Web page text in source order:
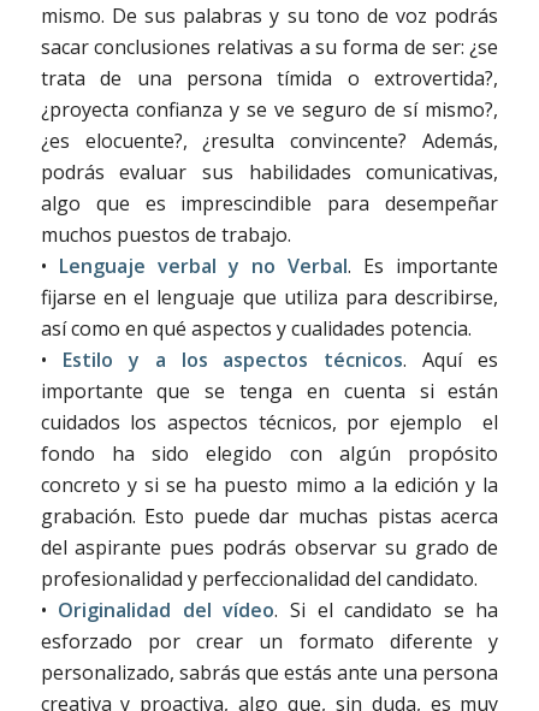
mismo. De sus palabras y su tono de voz podrás
sacar conclusiones relativas a su forma de ser: ¿se
trata de una persona tímida o extrovertida?,
¿proyecta confianza y se ve seguro de sí mismo?,
¿es elocuente?, ¿resulta convincente? Además,
podrás evaluar sus habilidades comunicativas,
algo que es imprescindible para desempeñar
muchos puestos de trabajo.
• Lenguaje verbal y no Verbal. Es importante
fijarse en el lenguaje que utiliza para describirse,
así como en qué aspectos y cualidades potencia.
• Estilo y a los aspectos técnicos. Aquí es
importante que se tenga en cuenta si están
cuidados los aspectos técnicos, por ejemplo el
fondo ha sido elegido con algún propósito
concreto y si se ha puesto mimo a la edición y la
grabación. Esto puede dar muchas pistas acerca
del aspirante pues podrás observar su grado de
profesionalidad y perfeccionalidad del candidato.
• Originalidad del vídeo. Si el candidato se ha
esforzado por crear un formato diferente y
personalizado, sabrás que estás ante una persona
creativa y proactiva, algo que, sin duda, es muy